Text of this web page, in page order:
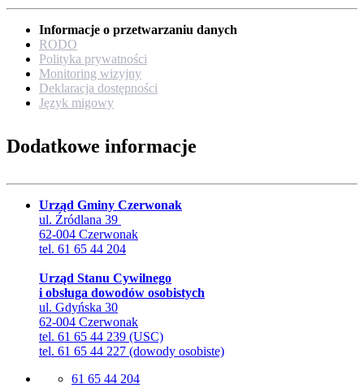
Informacje o przetwarzaniu danych
RODO
Polityka prywatności
Monitoring wizyjny
Deklaracja dostępności
Język migowy
Dodatkowe informacje
Urząd Gminy Czerwonak
ul. Źródlana 39
62-004 Czerwonak
tel. 61 65 44 204
Urząd Stanu Cywilnego
i obsługa dowodów osobistych
ul. Gdyńska 30
62-004 Czerwonak
tel. 61 65 44 239 (USC)
tel. 61 65 44 227 (dowody osobiste)
61 65 44 204